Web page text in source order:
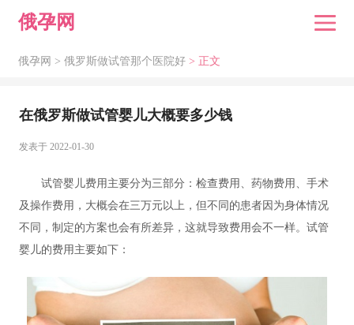
俄孕网
俄孕网 > 俄罗斯做试管那个医院好> 正文
在俄罗斯做试管婴儿大概要多少钱
发表于 2022-01-30
试管婴儿费用主要分为三部分：检查费用、药物费用、手术
及操作费用，大概会在三万元以上，但不同的患者因为身体情况
不同，制定的方案也会有所差异，这就导致费用会不一样。试管
婴儿的费用主要如下：